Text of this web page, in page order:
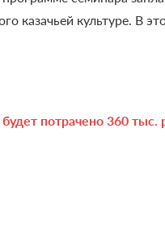
казачьей культуре. В
будет потрачено 360